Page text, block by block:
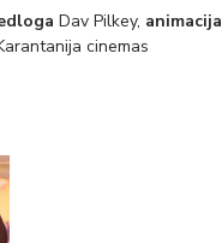
Dav Pilkey, animacija
cinemas